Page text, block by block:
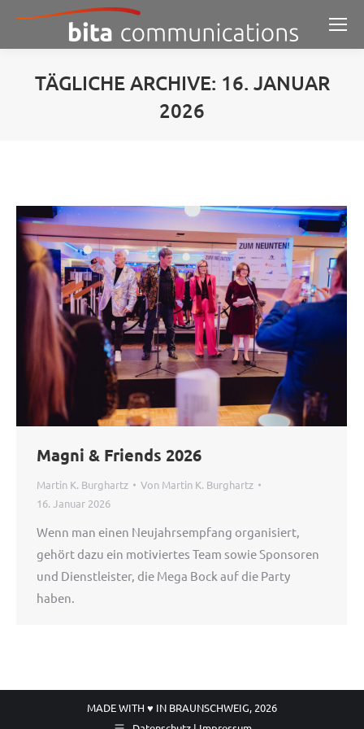
TÄGLICHE ARCHIVE: 16. JANUAR
2026
Magni & Friends 2026
Martin K. Burghartz Von Martin K. Burghartz
16. Januar 2026
Wenn man einen Neujahrsempfang organisiert,
gehört dazu ein motiviertes Team sowie Sponsoren
und Dienstleister, die Mega Bock auf die Party
haben.
MADE WITH ♥ IN BRAUNSCHWEIG, 2026